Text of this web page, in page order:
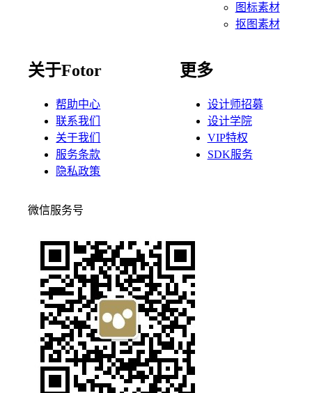
图标素材
抠图素材
关于Fotor
帮助中心
联系我们
关于我们
服务条款
隐私政策
更多
设计师招募
设计学院
VIP特权
SDK服务
微信服务号